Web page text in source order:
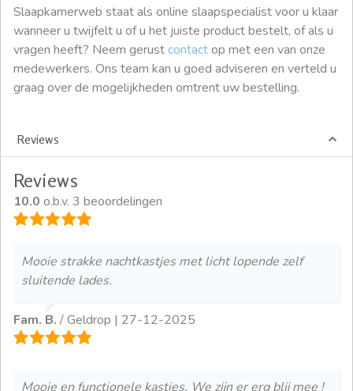
Slaapkamerweb staat als online slaapspecialist voor u klaar
wanneer u twijfelt u of u het juiste product bestelt, of als u
vragen heeft? Neem gerustcontactop met een van onze
medewerkers. Ons team kan u goed adviseren en verteld u
graag over de mogelijkheden omtrent uw bestelling.
Reviews
Reviews
10.0 o.b.v. 3 beoordelingen
Mooie strakke nachtkastjes met licht lopende zelf
sluitende lades.
Fam. B. / Geldrop | 27-12-2025
Mooie en functionele kastjes. We zijn er erg blij mee !